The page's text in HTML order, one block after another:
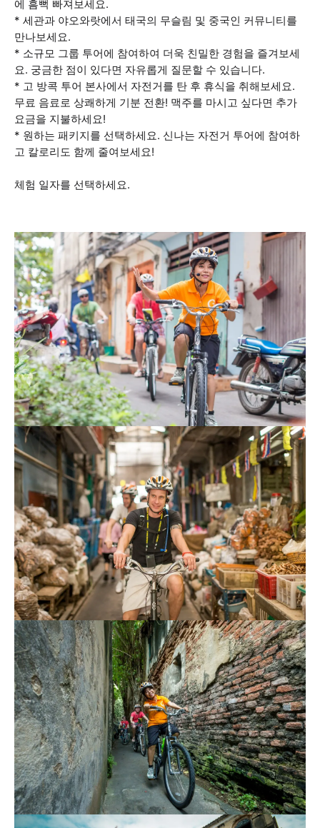
에 흠뻑 빠져보세요.
* 세관과 야오와랏에서 태국의 무슬림 및 중국인 커뮤니티를
만나보세요.
* 소규모 그룹 투어에 참여하여 더욱 친밀한 경험을 즐겨보세
요. 궁금한 점이 있다면 자유롭게 질문할 수 있습니다.
* 고 방콕 투어 본사에서 자전거를 탄 후 휴식을 취해보세요.
무료 음료로 상쾌하게 기분 전환! 맥주를 마시고 싶다면 추가
요금을 지불하세요!
* 원하는 패키지를 선택하세요. 신나는 자전거 투어에 참여하
고 칼로리도 함께 줄여보세요!
체험 일자를 선택하세요.